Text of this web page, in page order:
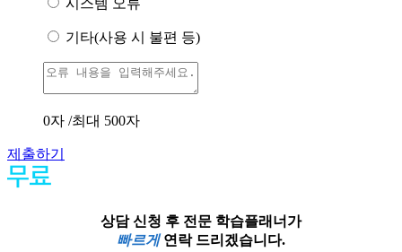
시스템 오류
기타(사용 시 불편 등)
0자 /최대 500자
제출하기
상담 신청 후 전문 학습플래너가
빠르게연락 드리겠습니다.